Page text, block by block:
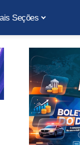
Seções